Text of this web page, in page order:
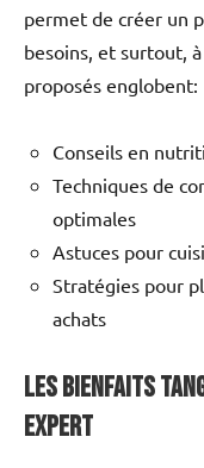
permet de créer un
besoins, et surtout,
proposés englobent:
Conseils en
Techniques de
optimales
Astuces pour
Stratégies pour
achats
Les bienfaits
expert